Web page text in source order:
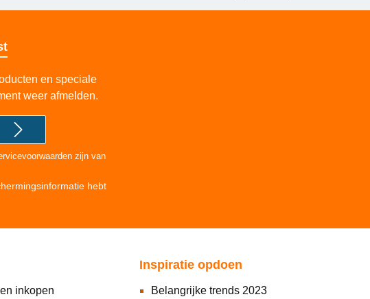
en speciale
weer afmelden.
zijn van
hebt
inkopen
Inspiratie opdoen
Belangrijke trends 2023